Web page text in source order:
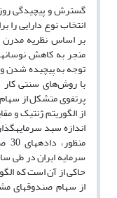
گسترش و پیچیدگی
انتخاب نوع دارایی
بر اساس نظریه مدرن
منجر به کاهش
توجه به پیچیده شدن
با روش‌های سنتی
پرتفوی متشکل از
از الگوریتم ژنتیک و
اندازه سبد
حاکی از آن است که
از سهام صندوق­های